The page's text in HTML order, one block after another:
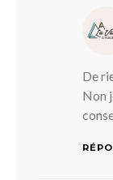
De
Non